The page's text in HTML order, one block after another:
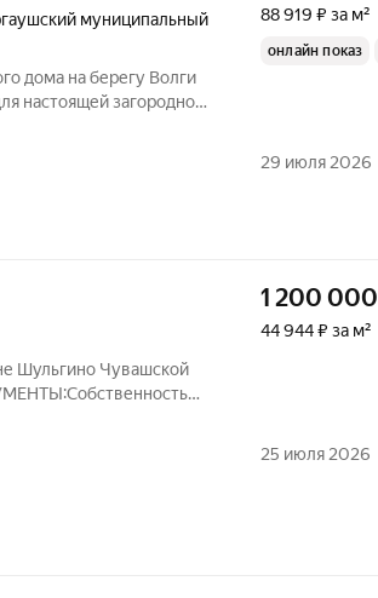
муниципальный
дома на берегу Волги
настоящей загородной
88 919 ₽ за м²
онлайн показ
29 июля 2026
Шульгино Чувaшской
отопление крыша из
1 200 000
44 944 ₽ за м²
25 июля 2026